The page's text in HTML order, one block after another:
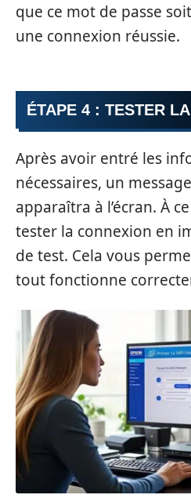
que ce mot de passe
une connexion réussie.
ÉTAPE 4 : TESTER
Après avoir entré les
nécessaires, un
apparaîtra à l’écran. À
tester la connexion en
de test. Cela vous
tout fonctionne